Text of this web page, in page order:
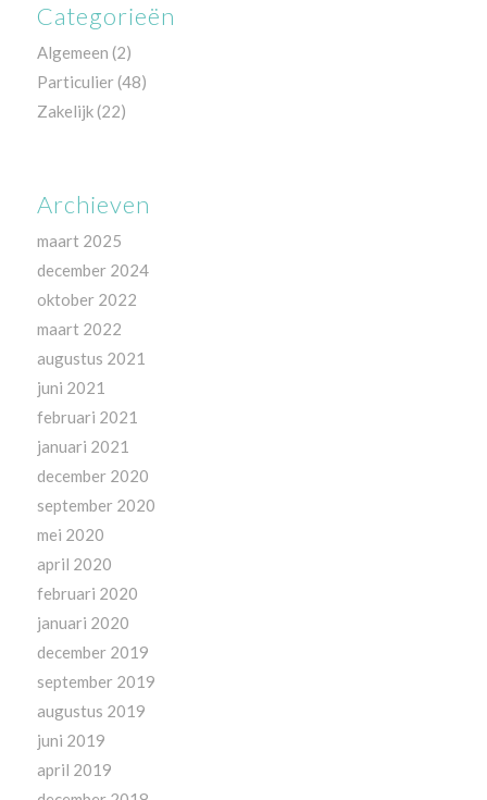
Categorieën
Algemeen (2)
Particulier(48)
Zakelijk(22)
Archieven
maart 2025
december 2024
oktober 2022
maart 2022
augustus 2021
juni 2021
februari 2021
januari 2021
december 2020
september 2020
mei 2020
april 2020
februari 2020
januari 2020
december 2019
september 2019
augustus 2019
juni 2019
april 2019